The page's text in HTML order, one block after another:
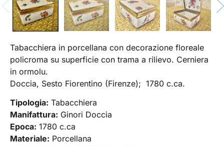
Tabacchiera in porcellana con decorazione floreale
policroma su superficie con trama a rilievo. Cerniera
in ormolu.
Doccia, Sesto Fiorentino (Firenze); 1780 c.ca.
Tipologia: Tabacchiera
Manifattura: Ginori Doccia
Epoca: 1780 c.ca
Materiale: Porcellana